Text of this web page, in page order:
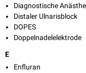
Diagnostische
Distaler Ulnarisblock
DOPES
Doppelnadelelektrode
E
Enfluran